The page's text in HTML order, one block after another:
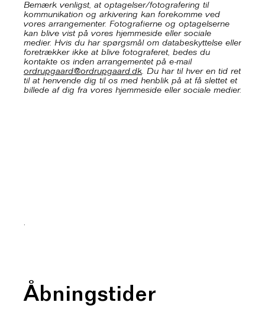
Bemærk venligst, at optagelser/fotografering til
kommunikation og arkivering kan forekomme ved
vores arrangementer. Fotografierne og optagelserne
kan blive vist på vores hjemmeside eller sociale
medier. Hvis du har spørgsmål om databeskyttelse eller
foretrækker ikke at blive fotograferet, bedes du
kontakte os inden arrangementet på e-mail
ordrupgaard@ordrupgaard.dk. Du har til hver en tid ret
til at henvende dig til os med henblik på at få slettet et
billede af dig fra vores hjemmeside eller sociale medier.
.
Åbningstider